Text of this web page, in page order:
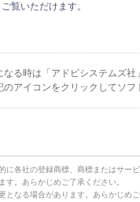
覧いただけます。
なる時は「アドビシステムズ社
のアイコンをクリックしてソ
に各社の登録商標、商標またはサー
す。あらかじめご了承ください。
となる場合があります。あらかじめ